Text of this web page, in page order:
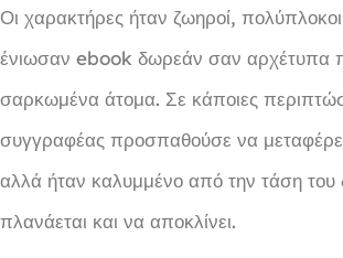
Οι χαρακτήρες ήταν ζωηροί,
ένιωσαν ebook δωρεάν σαν αρχέτυπα
σαρκωμένα άτομα. Σε κάποιες
συγγραφέας προσπαθούσε να
αλλά ήταν καλυμμένο από την τάση του
πλανάεται και να αποκλίνει.